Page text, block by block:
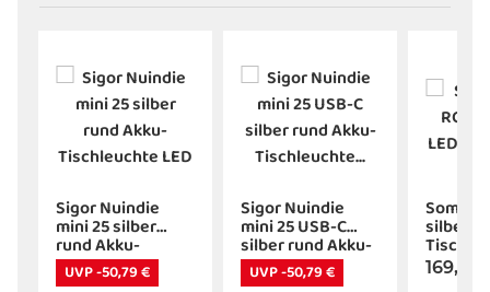
Sigor Nuindie
mini 25 silber
rund Akku-
Tischleuchte LED
UVP -50,79 €
Sigor Nuindie
mini 25 USB-C
silber rund Akku-
Tischleuchte LED
UVP -50,79 €
silber